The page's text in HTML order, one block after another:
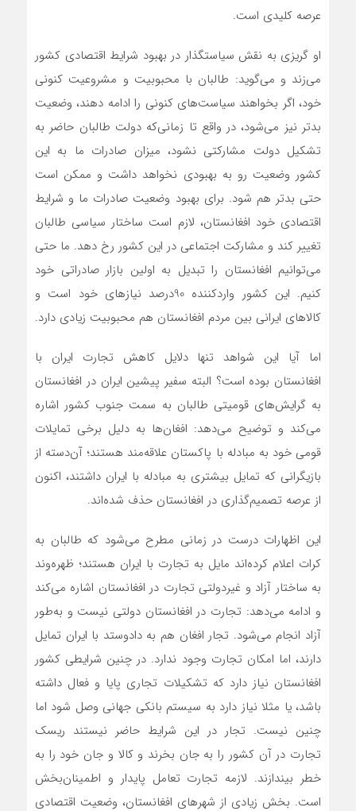
عرصه کلیدی است.
او گریزی به نقش سیاستگذار در بهبود شرایط اقتصادی کشور
می‌زند و می‌گوید: طالبان با محبوبیت و مشروعیت کنونی
خود، اگر بخواهند سیاست‌های کنونی را ادامه دهند، وضعیت
بدتر نیز می‌شود، در واقع تا زمانی‌که دولت طالبان حاضر به
تشکیل دولت مشارکتی نشود، میزان صادرات ما به این
کشور وضعیت رو به بهبودی نخواهد داشت و ممکن است
حتی بدتر هم شود. برای بهبود وضعیت صادرات ما و شرایط
اقتصادی خود افغانستان، لازم است ساختار سیاسی طالبان
تغییر کند و مشارکت اجتماعی در این کشور رخ دهد. ما حتی
می‌توانیم افغانستان را تبدیل به اولین بازار صادراتی خود
کنیم. این کشور واردکننده 90‌درصد نیازهای خود است و
کالاهای ایرانی بین مردم افغانستان هم محبوبیت زیادی دارد.
اما آیا این شواهد تنها دلایل کاهش تجارت ایران با
افغانستان بوده است؟‌‌‌‌‌‌‌ البته سفیر پیشین ایران در افغانستان
به گرایش‌های قومیتی طالبان به سمت جنوب کشور اشاره
می‌کند و توضیح می‌دهد: افغان‌ها به دلیل برخی تمایلات
قومی خود به مبادله با پاکستان علاقه‌مند هستند؛ آن‌دسته از
بازیگرانی که تمایل بیشتری به مبادله با ایران داشتند، اکنون
از عرصه تصمیم‌گذاری در افغانستان حذف شده‌اند.
این اظهارات درست در زمانی مطرح می‌شود که طالبان به
کرات اعلام کرده‌اند مایل به تجارت با ایران هستند؛ ظهره‌وند
به ساختار آزاد و غیردولتی تجارت در افغانستان اشاره می‌کند
و ادامه می‌دهد: تجارت در افغانستان دولتی نیست و به‌طور
آزاد انجام می‌شود. تجار افغان هم به دادو‌ستد با ایران تمایل
دارند، اما امکان تجارت وجود ندارد. در چنین شرایطی کشور
افغانستان نیاز دارد که تشکیلات تجاری پایا و فعال داشته
باشد، یا مثلا نیاز دارد به سیستم بانکی جهانی وصل شود اما
چنین نیست. تجار در این شرایط حاضر نیستند ریسک
تجارت در آن کشور را به جان بخرند و کالا و جان خود را به
خطر بیندازند. لازمه تجارت تعامل پایدار و اطمینان‌بخش
است. بخش زیادی از شهرهای افغانستان، وضعیت اقتصادی